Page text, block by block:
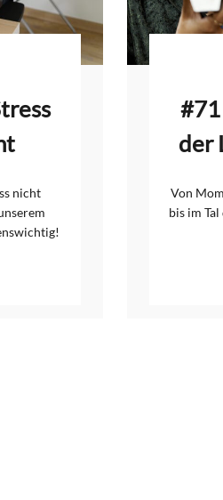
nicht
der
Von
bis im